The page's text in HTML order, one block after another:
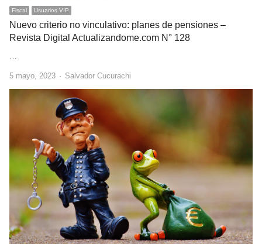
Fiscal Usuarios VIP
Nuevo criterio no vinculativo: planes de pensiones –
Revista Digital Actualizandome.com N° 128
…
5 mayo, 2023 Author
Salvador Cucurachi